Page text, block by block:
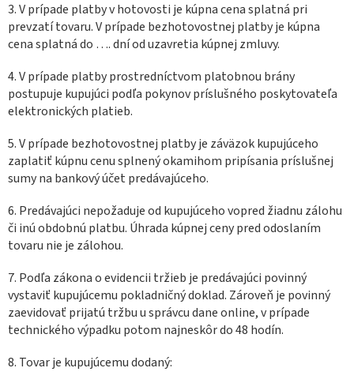
3. V prípade platby v hotovosti je kúpna cena splatná pri
prevzatí tovaru. V prípade bezhotovostnej platby je kúpna
cena splatná do …. dní od uzavretia kúpnej zmluvy.
4. V prípade platby prostredníctvom platobnou brány
postupuje kupujúci podľa pokynov príslušného poskytovateľa
elektronických platieb.
5. V prípade bezhotovostnej platby je záväzok kupujúceho
zaplatiť kúpnu cenu splnený okamihom pripísania príslušnej
sumy na bankový účet predávajúceho.
6. Predávajúci nepožaduje od kupujúceho vopred žiadnu zálohu
či inú obdobnú platbu. Úhrada kúpnej ceny pred odoslaním
tovaru nie je zálohou.
7. Podľa zákona o evidencii tržieb je predávajúci povinný
vystaviť kupujúcemu pokladničný doklad. Zároveň je povinný
zaevidovať prijatú tržbu u správcu dane online, v prípade
technického výpadku potom najneskôr do 48 hodín.
8. Tovar je kupujúcemu dodaný: